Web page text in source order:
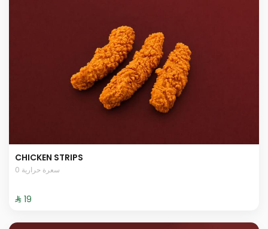
CHICKEN STRIPS
0 سعرة حرارية
⁨⁦‪‬ 19⁩